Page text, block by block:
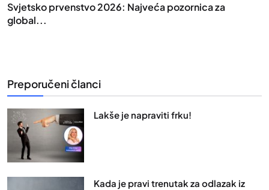
Svjetsko prvenstvo 2026: Najveća pozornica za
global...
Preporučeni članci
Lakše je napraviti frku!
Kada je pravi trenutak za odlazak iz